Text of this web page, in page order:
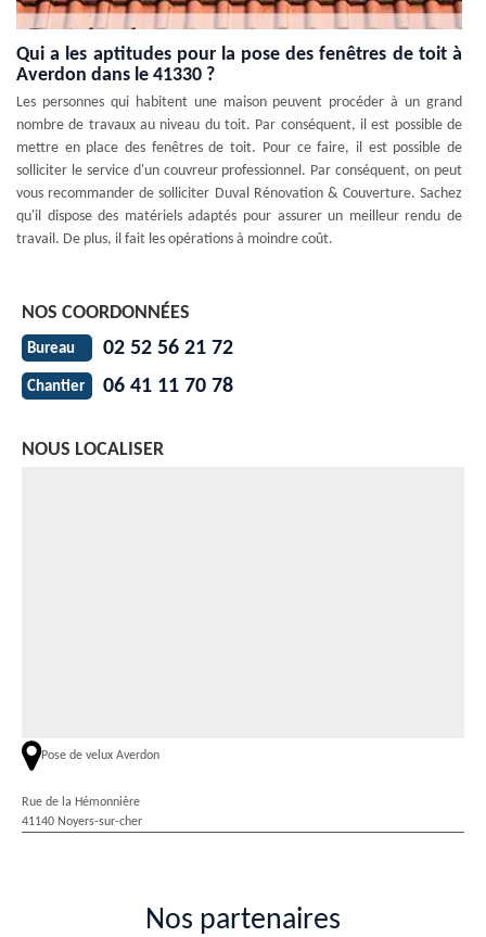
Qui a les aptitudes pour la pose des fenêtres de toit à
Averdon dans le 41330 ?
Les personnes qui habitent une maison peuvent procéder à un grand
nombre de travaux au niveau du toit. Par conséquent, il est possible de
mettre en place des fenêtres de toit. Pour ce faire, il est possible de
solliciter le service d'un couvreur professionnel. Par conséquent, on peut
vous recommander de solliciter Duval Rénovation & Couverture. Sachez
qu'il dispose des matériels adaptés pour assurer un meilleur rendu de
travail. De plus, il fait les opérations à moindre coût.
NOS COORDONNÉES
Bureau 02 52 56 21 72
Chantier 06 41 11 70 78
NOUS LOCALISER
Pose de velux Averdon
Rue de la Hémonnière
41140 Noyers-sur-cher
Nos partenaires